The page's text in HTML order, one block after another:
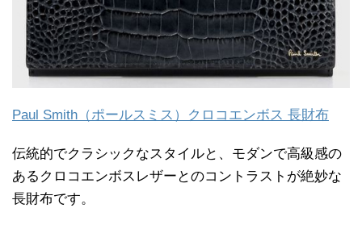
Paul Smith（ポールスミス）クロコエンボス 長財布
伝統的でクラシックなスタイルと、モダンで高級感の
あるクロコエンボスレザーとのコントラストが絶妙な
長財布です。